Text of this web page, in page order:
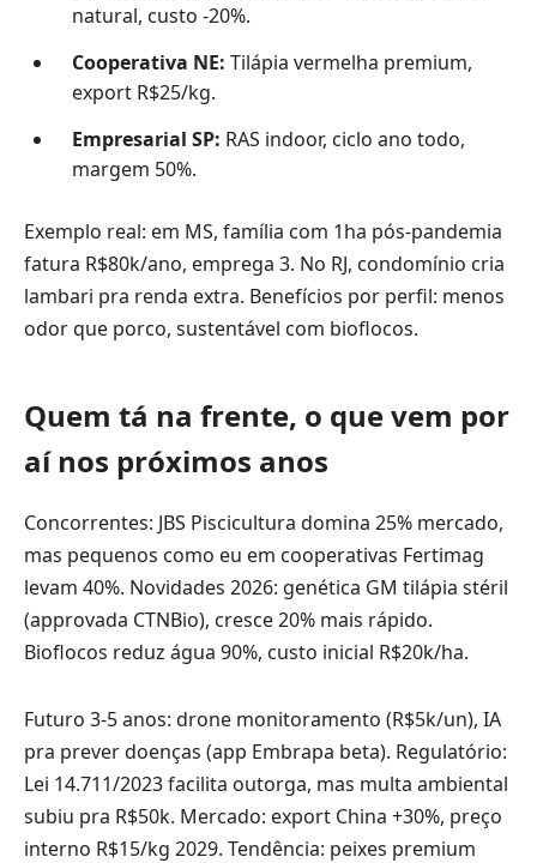
natural, custo -20%.
Cooperativa NE: Tilápia vermelha premium,
export R$25/kg.
Empresarial SP: RAS indoor, ciclo ano todo,
margem 50%.
Exemplo real: em MS, família com 1ha pós-pandemia
fatura R$80k/ano, emprega 3. No RJ, condomínio cria
lambari pra renda extra. Benefícios por perfil: menos
odor que porco, sustentável com bioflocos.
Quem tá na frente, o que vem por
aí nos próximos anos
Concorrentes: JBS Piscicultura domina 25% mercado,
mas pequenos como eu em cooperativas Fertimag
levam 40%. Novidades 2026: genética GM tilápia stéril
(approvada CTNBio), cresce 20% mais rápido.
Bioflocos reduz água 90%, custo inicial R$20k/ha.
Futuro 3-5 anos: drone monitoramento (R$5k/un), IA
pra prever doenças (app Embrapa beta). Regulatório:
Lei 14.711/2023 facilita outorga, mas multa ambiental
subiu pra R$50k. Mercado: export China +30%, preço
interno R$15/kg 2029. Tendência: peixes premium